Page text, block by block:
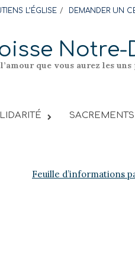
L’ÉGLISE DEMANDER UN
l’amour que vous aurez les
Feuille d’informations